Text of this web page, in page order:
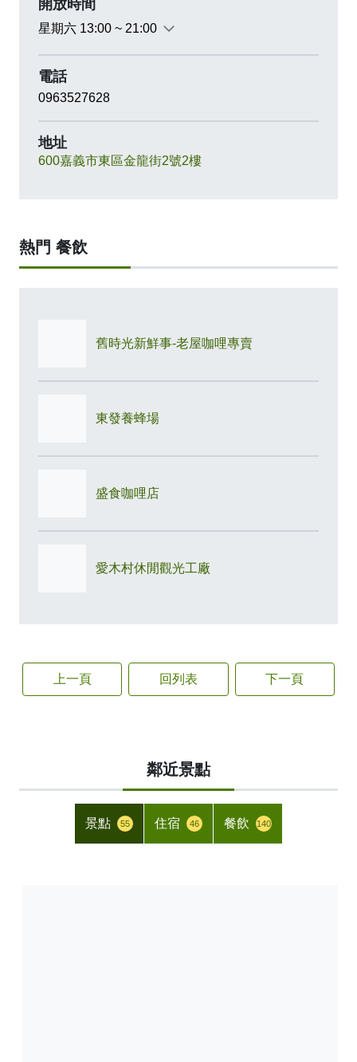
開放時間
星期六 13:00 ~ 21:00
電話
0963527628
地址
600嘉義市東區金龍街2號2樓
熱門 餐飲
舊時光新鮮事-老屋咖哩專賣
東發養蜂場
盛食咖哩店
愛木村休閒觀光工廠
上一頁 回列表 下一頁
鄰近景點
景點 55 住宿 46 餐飲 140